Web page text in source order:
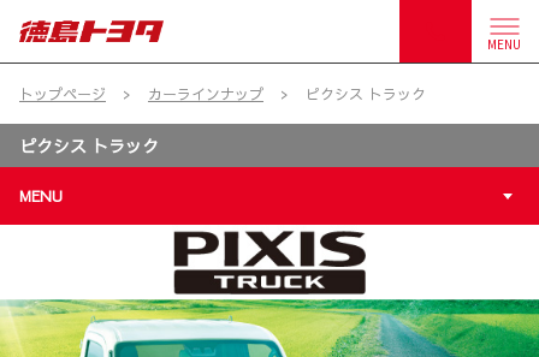
MENU
トップページ カーラインナップ ピクシス トラック
ピクシス トラック
MENU